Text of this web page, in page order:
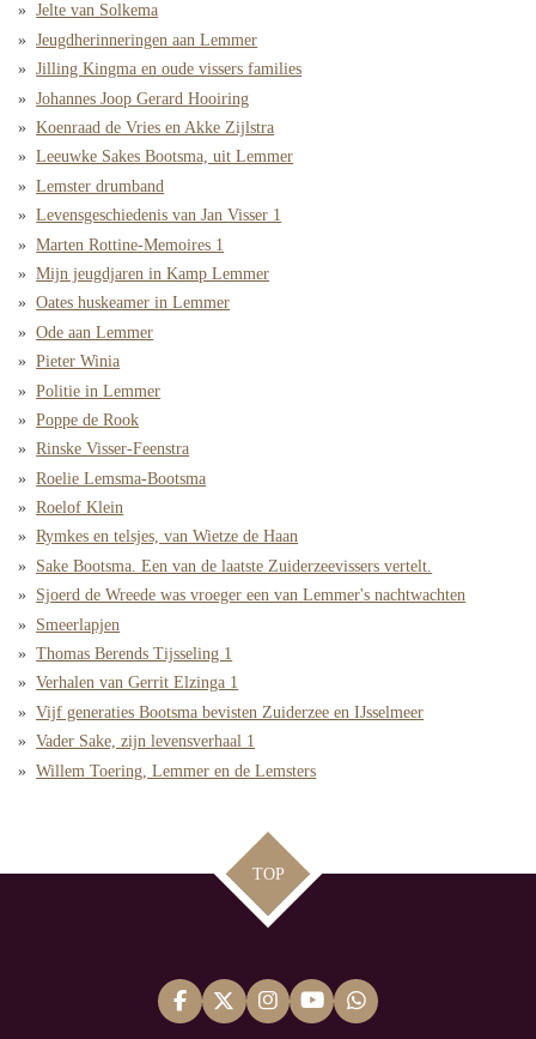
Jelte van Solkema
Jeugdherinneringen aan Lemmer
Jilling Kingma en oude vissers families
Johannes Joop Gerard Hooiring
Koenraad de Vries en Akke Zijlstra
Leeuwke Sakes Bootsma, uit Lemmer
Lemster drumband
Levensgeschiedenis van Jan Visser 1
Marten Rottine-Memoires 1
Mijn jeugdjaren in Kamp Lemmer
Oates huskeamer in Lemmer
Ode aan Lemmer
Pieter Winia
Politie in Lemmer
Poppe de Rook
Rinske Visser-Feenstra
Roelie Lemsma-Bootsma
Roelof Klein
Rymkes en telsjes, van Wietze de Haan
Sake Bootsma. Een van de laatste Zuiderzeevissers vertelt.
Sjoerd de Wreede was vroeger een van Lemmer's nachtwachten
Smeerlapjen
Thomas Berends Tijsseling 1
Verhalen van Gerrit Elzinga 1
Vijf generaties Bootsma bevisten Zuiderzee en IJsselmeer
Vader Sake, zijn levensverhaal 1
Willem Toering, Lemmer en de Lemsters
TOP
F
a
X
I
n
Y
o
W
h